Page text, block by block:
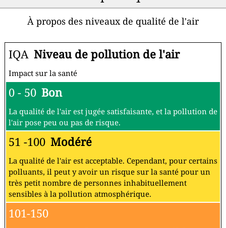
À propos des niveaux de qualité de l'air
IQA Niveau de pollution de l'air
Impact sur la santé
0 - 50 Bon
La qualité de l'air est jugée satisfaisante, et la pollution de
l'air pose peu ou pas de risque.
51 -100 Modéré
La qualité de l'air est acceptable. Cependant, pour certains
polluants, il peut y avoir un risque sur la santé pour un
très petit nombre de personnes inhabituellement
sensibles à la pollution atmosphérique.
101-150